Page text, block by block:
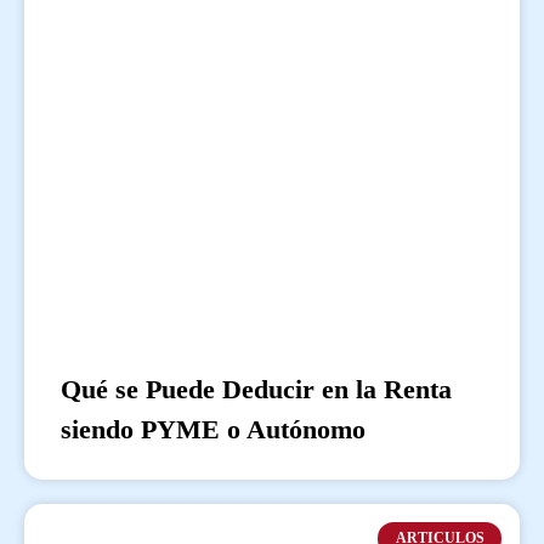
Qué se Puede Deducir en la Renta
siendo PYME o Autónomo
ARTICULOS